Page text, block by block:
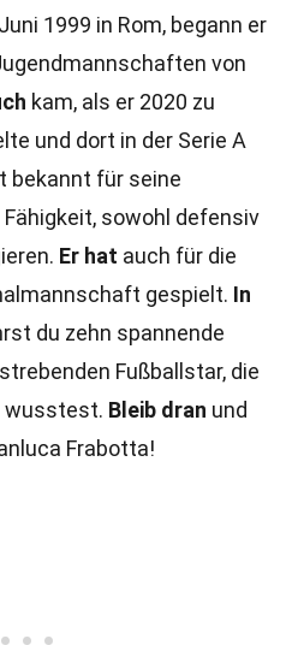
1999 in Rom, begann er
von
kam, als er 2020 zu
und dort in der Serie A
bekannt für seine
sowohl defensiv
Er hat auch für die
gespielt. In
du zehn spannende
Fußballstar, die
wusstest. Bleib dran und
Frabotta!